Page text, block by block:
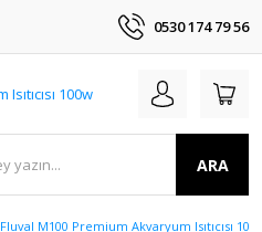
0530 174 79 56
ARA
Fluval M100 Premium Akvaryum Isıtıcısı